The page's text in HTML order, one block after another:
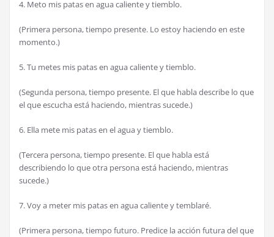
4. Meto mis patas en agua caliente y tiemblo.
(Primera persona, tiempo presente. Lo estoy haciendo en este
momento.)
5. Tu metes mis patas en agua caliente y tiemblo.
(Segunda persona, tiempo presente. El que habla describe lo que
el que escucha está haciendo, mientras sucede.)
6. Ella mete mis patas en el agua y tiemblo.
(Tercera persona, tiempo presente. El que habla está
describiendo lo que otra persona está haciendo, mientras
sucede.)
7. Voy a meter mis patas en agua caliente y temblaré.
(Primera persona, tiempo futuro. Predice la acción futura del que